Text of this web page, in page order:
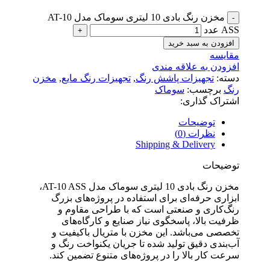
مخزن رنگ بادی 10 لیتری سوماک مدل AT-10
ASS عدد
افزودن به سبد خرید
مقایسه
افزودن به علاقه مندی
دسته: تجهیزات پاشش رنگ, تجهیزات رنگ مایع, مخزن
رنگ برچسب: سوماک
اشتراک گذاری:
توضیحات
نظرات (0)
Shipping & Delivery
توضیحات
مخزن رنگ بادی 10 لیتری سوماک مدل AT-10 ASS،
ابزاری حرفه‌ای برای استفاده در پروژه‌های بزرگ
رنگ‌کاری و صنعتی است که با طراحی مقاوم و
ظرفیت بالا، پاسخگوی نیاز صنایع و کارگاه‌های
تخصصی می‌باشد. این مخزن با متریال باکیفیت و
آب‌بندی دقیق تولید شده تا جریان یکنواخت رنگ و
سرعت کار بالا را در پروژه‌های متنوع تضمین کند.